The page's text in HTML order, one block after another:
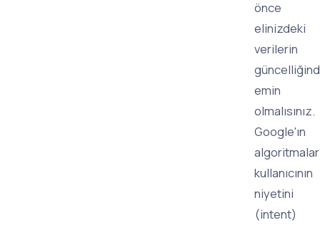
önce
elinizdeki
verilerin
emin
olmalısınız.
Google'ın
kullanıcının
niyetini
(intent)